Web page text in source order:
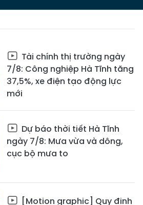
Tài chính thị trường ngày
7/8: Công nghiệp Hà Tĩnh tăng
37,5%, xe điện tạo động lực
mới
Dự báo thời tiết Hà Tĩnh
ngày 7/8: Mưa vừa và dông,
cục bộ mưa to
[Motion graphic] Quy định